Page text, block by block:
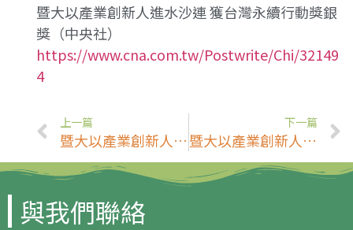
暨大以產業創新人進水沙連 獲台灣永續行動獎銀
獎（中央社）
https://www.cna.com.tw/Postwrite/Chi/32149
4
上一篇
暨大以產業創新人進水沙連 獲台灣永續行動獎銀獎
下一篇
暨大以產業創新人進水沙連 獲台灣永續行動獎銀獎
與我們聯絡